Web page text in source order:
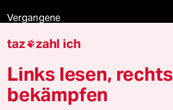
Vergangene
taz lab 2027
Mehr taz Lesestoff
taz zahl ich
Links lesen, rechts
bekämpfen